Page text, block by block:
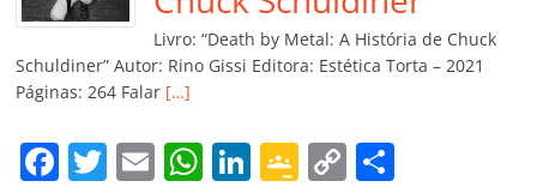
k ss
ro
m
ar
Livro: “Death by Metal: A História de Chuck
Schuldiner” Autor: Rino Gissi Editora: Estética Torta – 2021
Páginas: 264 Falar […]
F T E W Li G C